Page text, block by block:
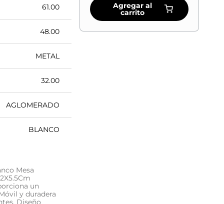
61.00
48.00
METAL
32.00
AGLOMERADO
BLANCO
Mesa
un
y duradera
Diseño
Agregar al
carrito